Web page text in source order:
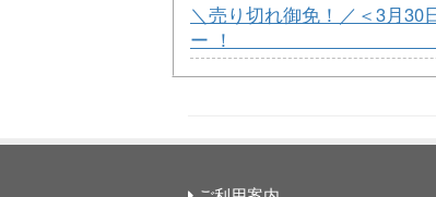
＼売り切れ御免！／＜3月30
ー